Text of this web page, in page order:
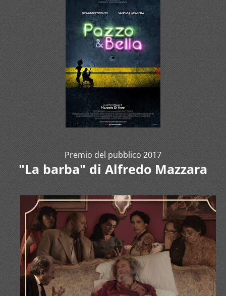
Premio del pubblico 2017
"La barba" di Alfredo Mazzara